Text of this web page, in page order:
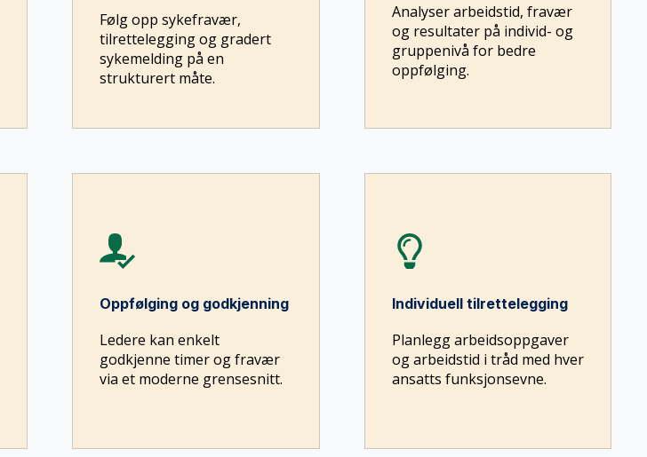
Følg opp sykefravær,
tilrettelegging og gradert
sykemelding på en
strukturert måte.
Analyser arbeidstid, fravær
og resultater på individ- og
gruppenivå for bedre
oppfølging.
Oppfølging og godkjenning
Ledere kan enkelt
godkjenne timer og fravær
via et moderne grensesnitt.
Individuell tilrettelegging
Planlegg arbeidsoppgaver
og arbeidstid i tråd med hver
ansatts funksjonsevne.